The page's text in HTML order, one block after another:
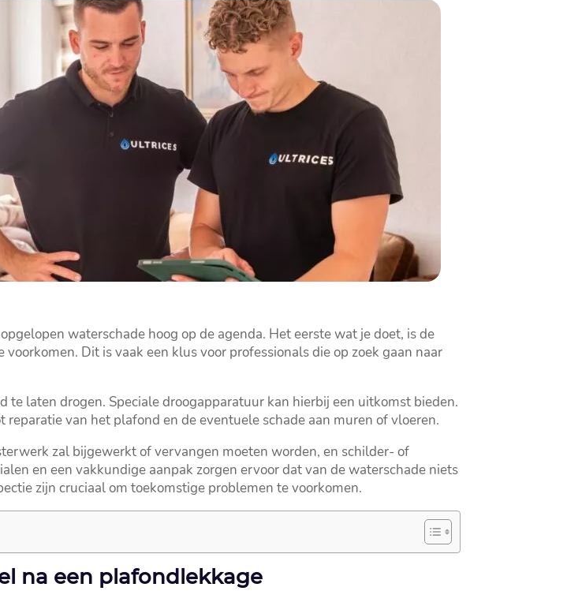
waterschade hoog op de agenda.​ Het eerste wat je doet, is de
Dit is vaak een klus voor professionals die op zoek gaan naar
laten drogen.​ Speciale droogapparatuur kan hierbij een uitkomst bieden.​
van het plafond en de eventuele schade aan muren of vloeren.​
zal bijgewerkt of vervangen moeten worden, en schilder- of
en een vakkundige aanpak zorgen ervoor dat van de waterschade niets
zijn cruciaal om toekomstige problemen te voorkomen.​
na een plafondlekkage